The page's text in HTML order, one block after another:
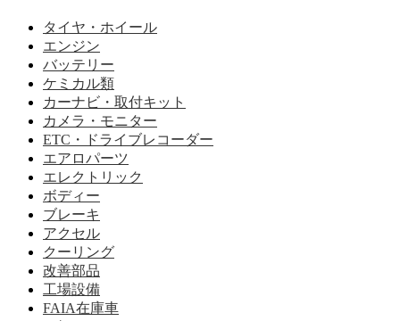
タイヤ・ホイール
エンジン
バッテリー
ケミカル類
カーナビ・取付キット
カメラ・モニター
ETC・ドライブレコーダー
エアロパーツ
エレクトリック
ボディー
ブレーキ
アクセル
クーリング
改善部品
工場設備
FAIA在庫車